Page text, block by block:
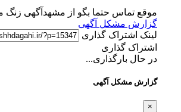
موقع تماس حتما بگو از مشهدآگهی زنگ
گزارش مشکل آگهی
لینک اشتراک گذاری
اشتراک گذاری
در حال بارگذاری...
گزارش مشکل آگهی
×